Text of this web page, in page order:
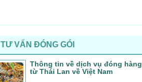
TƯ VẤN ĐÓNG GÓI
Thông tin về dịch vụ đóng hàng
từ Thái Lan về Việt Nam